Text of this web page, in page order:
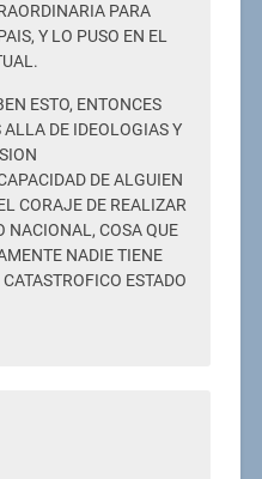
PARA
Y LO PUSO EN EL
ESTO, ENTONCES
DE IDEOLOGIAS Y
DE ALGUIEN
CORAJE DE REALIZAR
NACIONAL, COSA QUE
NADIE TIENE
ESTADO